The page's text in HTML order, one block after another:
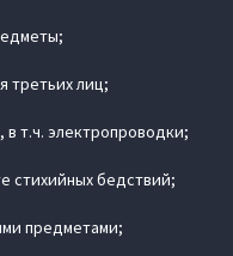
третьих лиц;
т.ч. электропроводки;
стихийных бедствий;
предметами;